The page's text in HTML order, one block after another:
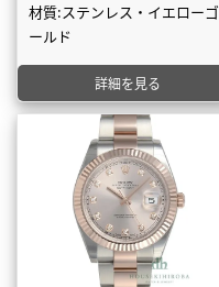
材質:ステンレス・イエローゴ
ールド
詳細を見る